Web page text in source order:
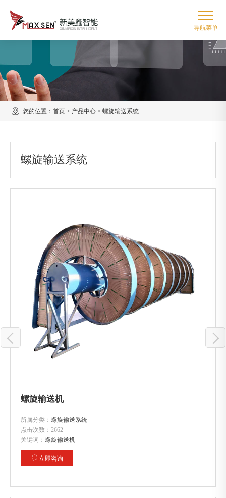
您的位置： 首页 > 产品中心 > 螺旋输送系统
螺旋输送系统
螺旋输送机
所属分类： 螺旋输送系统
点击次数： 2662
关键词： 螺旋输送机
立即咨询